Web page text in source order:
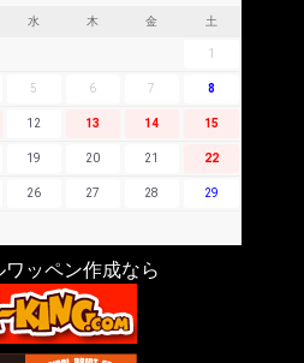
水 木 金 土
1
5 6 7 8
12 13 14 15
19 20 21 22
26 27 28 29
ワッペン作成なら